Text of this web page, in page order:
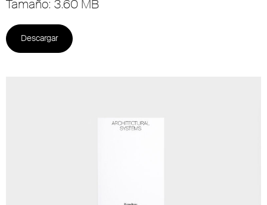
Tamaño: 3.60 MB
Descargar